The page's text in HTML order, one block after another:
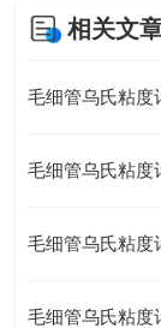
相关文
毛细管乌氏粘度
毛细管乌氏粘度
毛细管乌氏粘度
毛细管乌氏粘度